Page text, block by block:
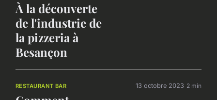
À la découverte
de l'industrie de
la pizzeria à
Besançon
RESTAURANT BAR 13 octobre 2023 2 min